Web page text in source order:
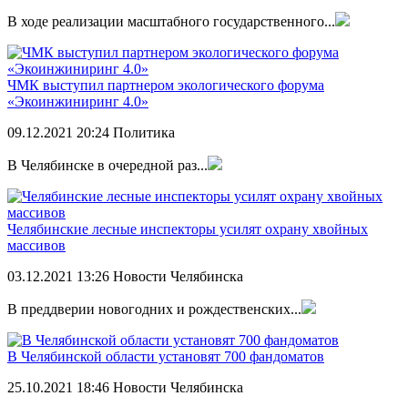
В ходе реализации масштабного государственного...
ЧМК выступил партнером экологического форума
«Экоинжиниринг 4.0»
09.12.2021 20:24 Политика
В Челябинске в очередной раз...
Челябинские лесные инспекторы усилят охрану хвойных
массивов
03.12.2021 13:26 Новости Челябинска
В преддверии новогодних и рождественских...
В Челябинской области установят 700 фандоматов
25.10.2021 18:46 Новости Челябинска